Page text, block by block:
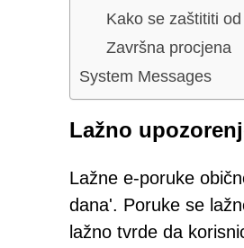
Kako se zaštititi
Završna procjena
System Messages
Lažno
Lažne e-poruke
dana'. Poruke se
lažno tvrde da